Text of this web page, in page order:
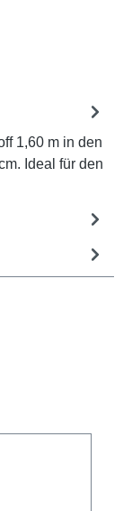
1,60 m in den
Ideal für den